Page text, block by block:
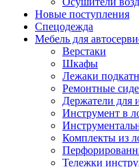
Новые поступления
Спецодежда
Мебель для
Верстаки
Шкафы
Лежаки
Ремонтные
Держатели для
Инструмент в
Комплекты из
Тележки